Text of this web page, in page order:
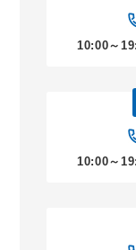
10:00～
10:00～